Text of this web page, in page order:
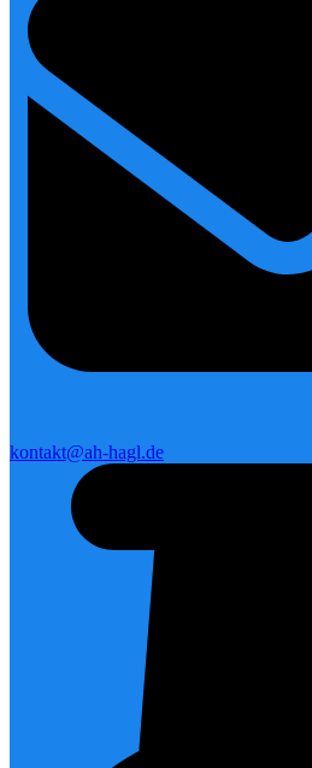
kontakt@ah-hagl.de